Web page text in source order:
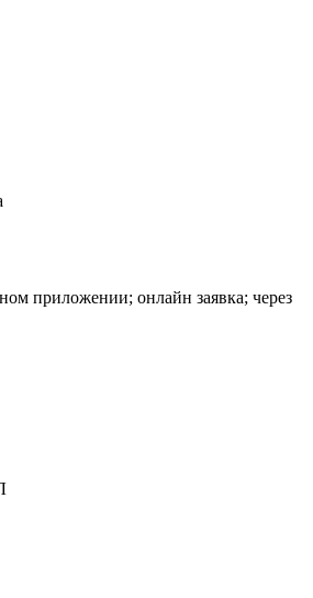
приложении; онлайн заявка; через